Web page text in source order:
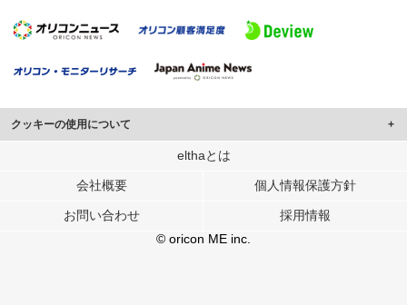
クッキーの使用について
このサイトでは Cookie を使用して、ユーザーに合わせたコンテンツや広告の
行っています。
メディアや広告配信、データ解析の各パートナーに提供しています。
ユーザーが各パートナーのサービスを使用したときに収集した他の情報を組み
elthaとは
会社概要 個人情報保護方針
お問い合わせ
採用情報
© oricon ME inc.